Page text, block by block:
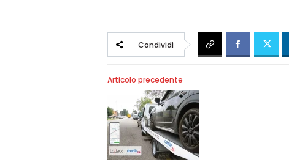
Condividi
Articolo precedente